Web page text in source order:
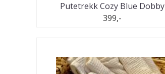
Putetrekk Cozy Blue Dobby
399,-